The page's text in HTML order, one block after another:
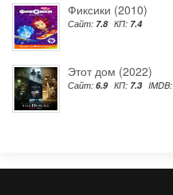
Фиксики (2010)
Сайт: 7.8 КП: 7.4
Этот дом (2022)
Сайт: 6.9 КП: 7.3 IMDB: